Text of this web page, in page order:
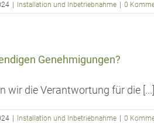
Installation und Inbetriebnahme 0
Genehmigungen?
wir die Verantwortung für die [...]
Installation und Inbetriebnahme 0